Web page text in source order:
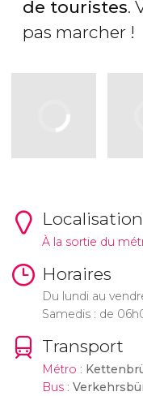
de touristes.
pas marcher !
Localisation
À la sortie du
Horaires
Du lundi au
Samedis : de
Transport
Métro :
Bus :